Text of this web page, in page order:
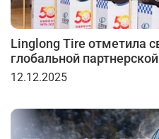
Linglong Tire отметила
глобальной
12.12.2025